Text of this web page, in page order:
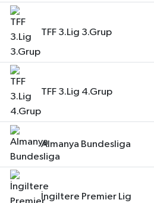
TFF 3.Lig 3.Grup
TFF 3.Lig 4.Grup
Almanya Bundesliga
İngiltere Premier Lig